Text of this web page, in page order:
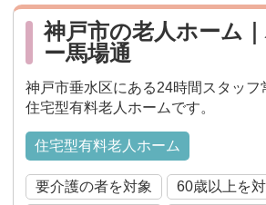
神戸市の老人ホーム
ー馬場通
神戸市垂水区にある24時間スタッフ
住宅型有料老人ホームです。
住宅型有料老人ホーム
要介護の者を対象 60歳以上を